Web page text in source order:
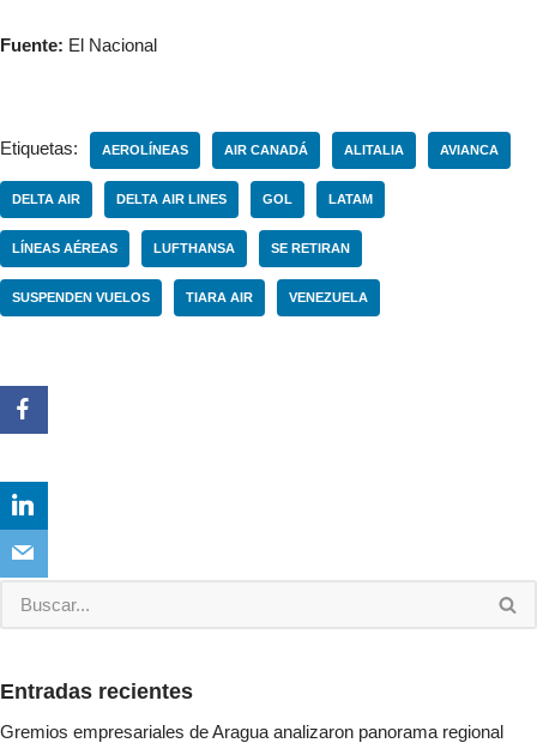
Fuente: El Nacional
Etiquetas: AEROLÍNEAS AIR CANADÁ ALITALIA AVIANCA
DELTA AIR DELTA AIR LINES GOL LATAM
LÍNEAS AÉREAS LUFTHANSA SE RETIRAN
SUSPENDEN VUELOS TIARA AIR VENEZUELA
Entradas recientes
Gremios empresariales de Aragua analizaron panorama regional